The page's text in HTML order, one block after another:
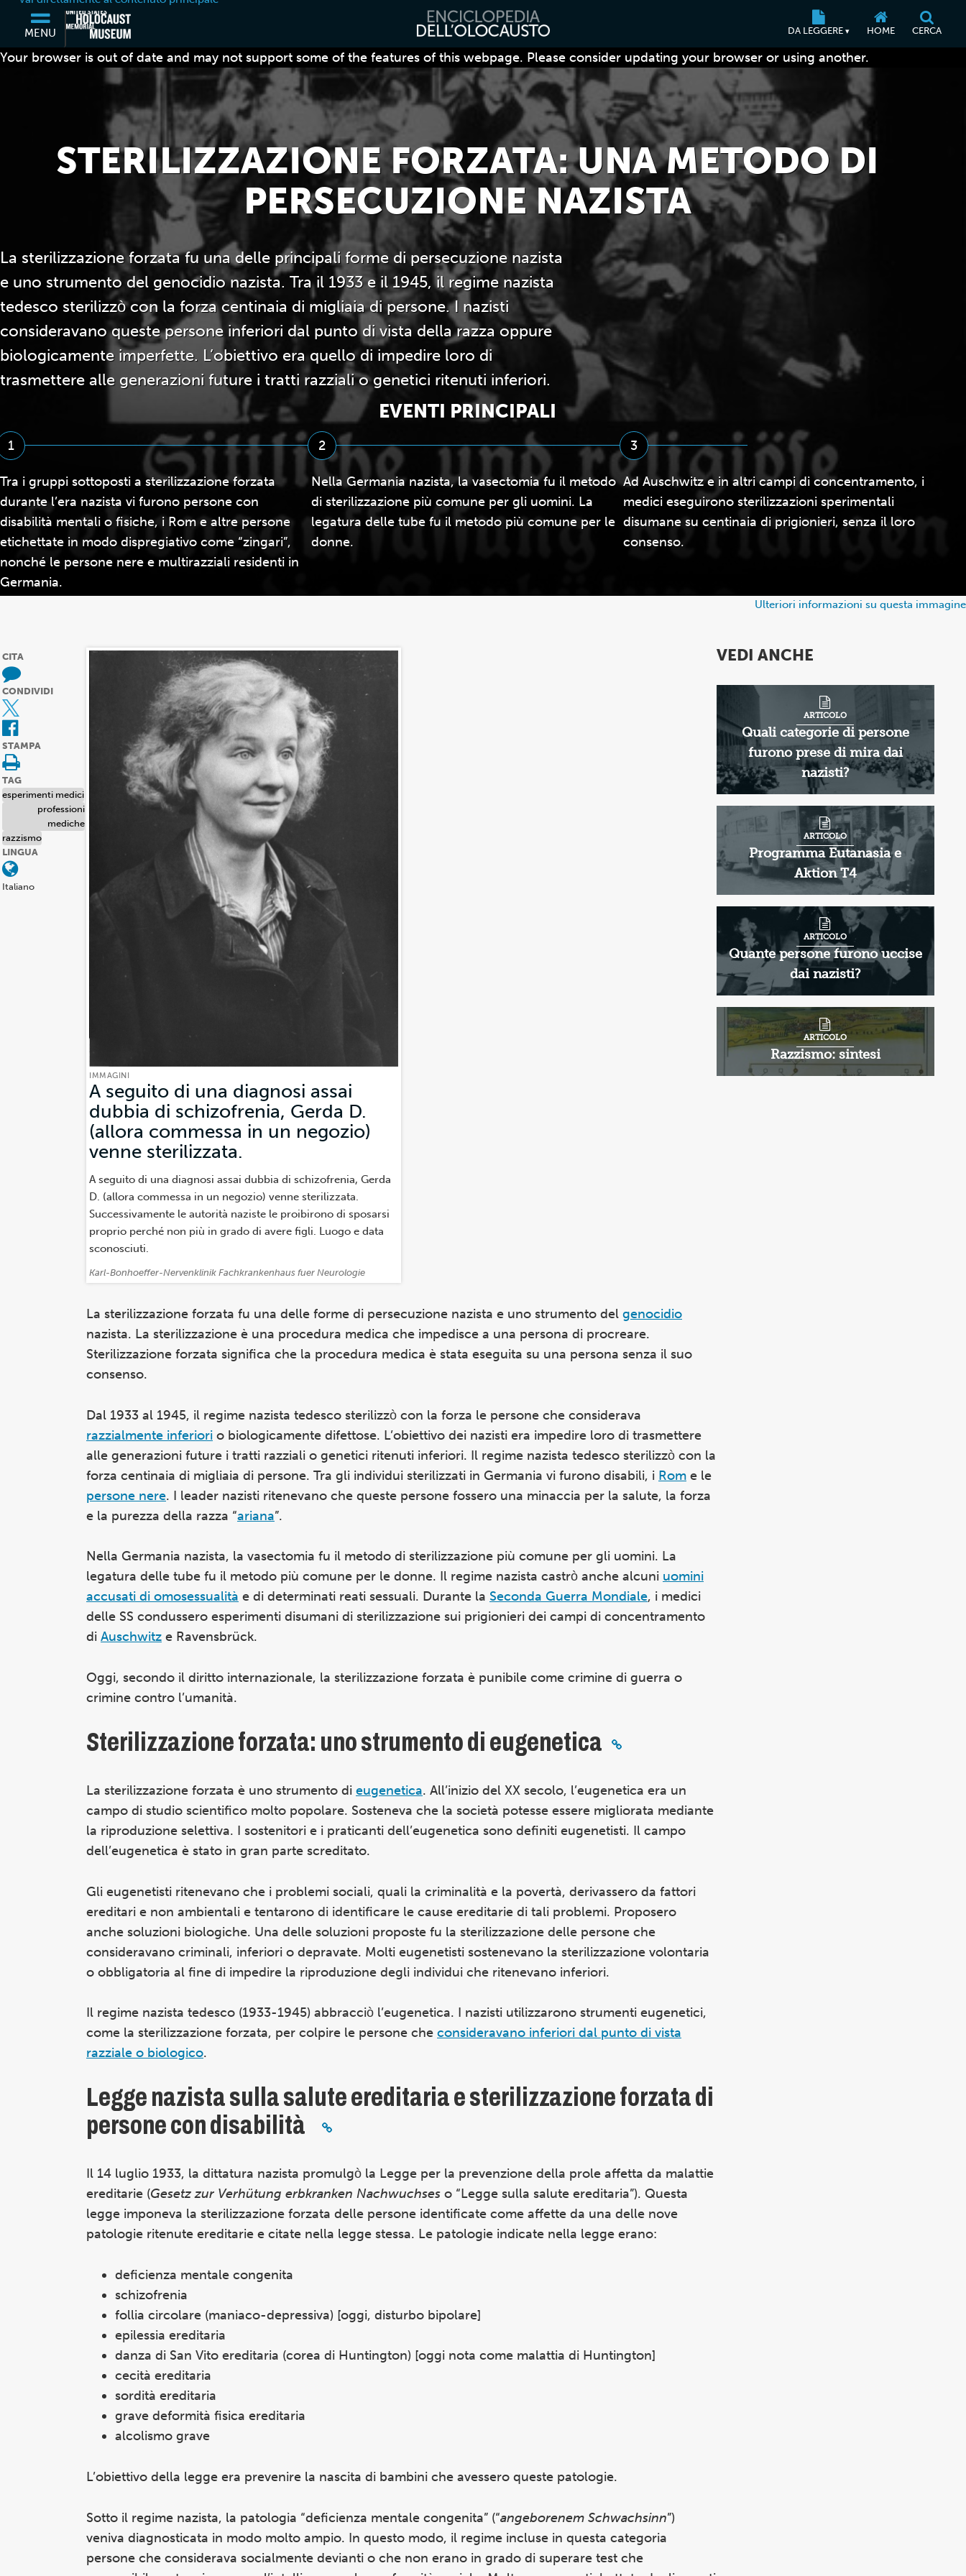
MENU DA LEGGERE ▾ HOME CERCA
Your browser is out of date and may not support some of the features of this webpage. Please consider updating your browser or using another.
Ulteriori informazioni su questa immagine
STERILIZZAZIONE FORZATA: UNA METODO DI
PERSECUZIONE NAZISTA
La sterilizzazione forzata fu una delle principali forme di persecuzione nazista
e uno strumento del genocidio nazista. Tra il 1933 e il 1945, il regime nazista
tedesco sterilizzò con la forza centinaia di migliaia di persone. I nazisti
consideravano queste persone inferiori dal punto di vista della razza oppure
biologicamente imperfette. L’obiettivo era quello di impedire loro di
trasmettere alle generazioni future i tratti razziali o genetici ritenuti inferiori.
EVENTI PRINCIPALI
1
Tra i gruppi sottoposti a sterilizzazione forzata
durante l’era nazista vi furono persone con
disabilità mentali o fisiche, i Rom e altre persone
etichettate in modo dispregiativo come “zingari”,
nonché le persone nere e multirazziali residenti in
Germania.
2
Nella Germania nazista, la vasectomia fu il metodo
di sterilizzazione più comune per gli uomini. La
legatura delle tube fu il metodo più comune per le
donne.
3
Ad Auschwitz e in altri campi di concentramento, i
medici eseguirono sterilizzazioni sperimentali
disumane su centinaia di prigionieri, senza il loro
consenso.
CITA
CONDIVIDI
STAMPA
TAG
esperimenti medici
professioni
mediche
razzismo
LINGUA
Italiano
IMMAGINI
A seguito di una diagnosi assai
dubbia di schizofrenia, Gerda D.
(allora commessa in un negozio)
venne sterilizzata.
A seguito di una diagnosi assai dubbia di schizofrenia, Gerda
D. (allora commessa in un negozio) venne sterilizzata.
Successivamente le autorità naziste le proibirono di sposarsi
proprio perché non più in grado di avere figli. Luogo e data
sconosciuti.
Attribuzione:
Karl-Bonhoeffer-Nervenklinik Fachkrankenhaus fuer Neurologie
La sterilizzazione forzata fu una delle forme di persecuzione nazista e uno strumento del genocidio
nazista. La sterilizzazione è una procedura medica che impedisce a una persona di procreare.
Sterilizzazione forzata significa che la procedura medica è stata eseguita su una persona senza il suo
consenso.
Dal 1933 al 1945, il regime nazista tedesco sterilizzò con la forza le persone che considerava
razzialmente inferiori o biologicamente difettose. L’obiettivo dei nazisti era impedire loro di trasmettere
alle generazioni future i tratti razziali o genetici ritenuti inferiori. Il regime nazista tedesco sterilizzò con la
forza centinaia di migliaia di persone. Tra gli individui sterilizzati in Germania vi furono disabili, i Rom e le
persone nere. I leader nazisti ritenevano che queste persone fossero una minaccia per la salute, la forza
e la purezza della razza “ariana”.
Nella Germania nazista, la vasectomia fu il metodo di sterilizzazione più comune per gli uomini. La
legatura delle tube fu il metodo più comune per le donne. Il regime nazista castrò anche alcuni uomini
accusati di omosessualità e di determinati reati sessuali. Durante la Seconda Guerra Mondiale, i medici
delle SS condussero esperimenti disumani di sterilizzazione sui prigionieri dei campi di concentramento
di Auschwitz e Ravensbrück.
Oggi, secondo il diritto internazionale, la sterilizzazione forzata è punibile come crimine di guerra o
crimine contro l’umanità.
Sterilizzazione forzata: uno strumento di eugenetica
La sterilizzazione forzata è uno strumento di eugenetica. All’inizio del XX secolo, l’eugenetica era un
campo di studio scientifico molto popolare. Sosteneva che la società potesse essere migliorata mediante
la riproduzione selettiva. I sostenitori e i praticanti dell’eugenetica sono definiti eugenetisti. Il campo
dell’eugenetica è stato in gran parte screditato.
Gli eugenetisti ritenevano che i problemi sociali, quali la criminalità e la povertà, derivassero da fattori
ereditari e non ambientali e tentarono di identificare le cause ereditarie di tali problemi. Proposero
anche soluzioni biologiche. Una delle soluzioni proposte fu la sterilizzazione delle persone che
consideravano criminali, inferiori o depravate. Molti eugenetisti sostenevano la sterilizzazione volontaria
o obbligatoria al fine di impedire la riproduzione degli individui che ritenevano inferiori.
Il regime nazista tedesco (1933-1945) abbracciò l’eugenetica. I nazisti utilizzarono strumenti eugenetici,
come la sterilizzazione forzata, per colpire le persone che consideravano inferiori dal punto di vista
razziale o biologico.
Legge nazista sulla salute ereditaria e sterilizzazione forzata di
persone con disabilità
Il 14 luglio 1933, la dittatura nazista promulgò la Legge per la prevenzione della prole affetta da malattie
ereditarie (Gesetz zur Verhütung erbkranken Nachwuchses o “Legge sulla salute ereditaria”). Questa
legge imponeva la sterilizzazione forzata delle persone identificate come affette da una delle nove
patologie ritenute ereditarie e citate nella legge stessa. Le patologie indicate nella legge erano:
deficienza mentale congenita
schizofrenia
follia circolare (maniaco-depressiva) [oggi, disturbo bipolare]
epilessia ereditaria
danza di San Vito ereditaria (corea di Huntington) [oggi nota come malattia di Huntington]
cecità ereditaria
sordità ereditaria
grave deformità fisica ereditaria
alcolismo grave
L’obiettivo della legge era prevenire la nascita di bambini che avessero queste patologie.
Sotto il regime nazista, la patologia “deficienza mentale congenita” (“angeborenem Schwachsinn”)
veniva diagnosticata in modo molto ampio. In questo modo, il regime incluse in questa categoria
persone che considerava socialmente devianti o che non erano in grado di superare test che
VEDI ANCHE
Quali categorie di persone
furono prese di mira dai
nazisti?
ARTICOLO
Programma Eutanasia e
Aktion T4
ARTICOLO
Quante persone furono uccise
dai nazisti?
ARTICOLO
Razzismo: sintesi
ARTICOLO